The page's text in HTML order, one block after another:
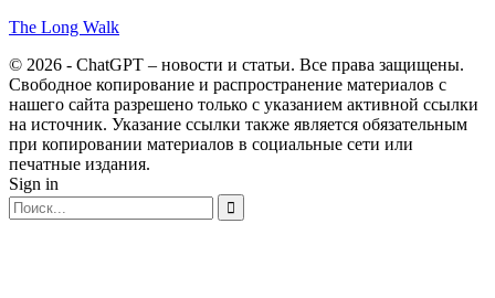
The Long Walk
© 2026 - ChatGPT – новости и статьи. Все права защищены.
Свободное копирование и распространение материалов с
нашего сайта разрешено только с указанием активной ссылки
на источник. Указание ссылки также является обязательным
при копировании материалов в социальные сети или
печатные издания.
Sign in